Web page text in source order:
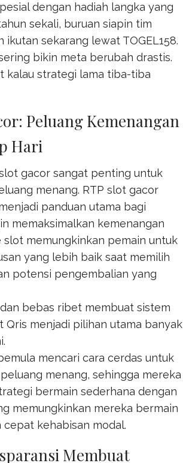
dengan hadiah langka yang
sekali, buruan siapin tim
ikutan sekarang lewat TOGEL158.
bikin meta berubah drastis.
kalau strategi lama tiba-tiba
Peluang Kemenangan
Hari
gacor sangat penting untuk
menang. RTP slot gacor
panduan utama bagi
memaksimalkan kemenangan
slot memungkinkan pemain untuk
yang lebih baik saat memilih
potensi pengembalian yang
bebas ribet membuat sistem
Qris menjadi pilihan utama banyak
mencari cara cerdas untuk
menang, sehingga mereka
bermain sederhana dengan
memungkinkan mereka bermain
cepat kehabisan modal.
Membuat